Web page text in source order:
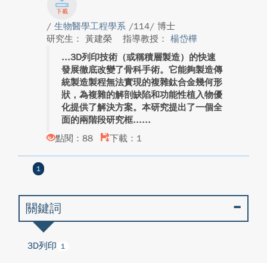
/ 生物醫學工程學系 /114/ 博士
研究生： 黃建榮
指導教授： 楊岱樺
3D列印技術（或稱積層製造）的快速
發展徹底改變了骨科手術。它能夠製造傳
統製造製程無法實現的複雜鈦合金幾何形
狀，為複雜的解剖缺陷和功能性植入物優
化提供了解決方案。本研究提出了一個全
面的兩階段研究框...
點閱：88
下載：1
1
關鍵詞
3D列印 1